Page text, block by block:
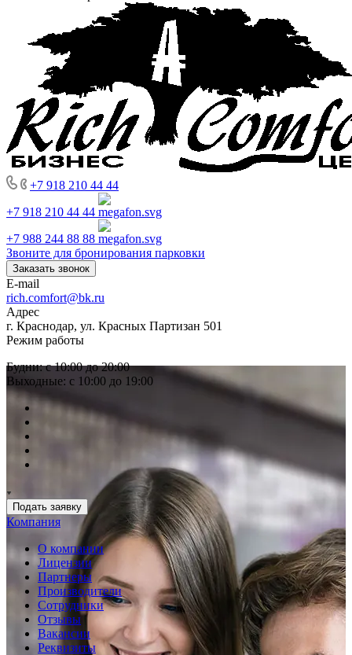
+7 918 210 44 44
+7 918 210 44 44
+7 988 244 88 88
Звоните для бронирования парковки
Заказать звонок
E-mail
rich.comfort@bk.ru
Адрес
г. Краснодар, ул. Красных Партизан 501
Режим работы
Будни: с 10:00 до 20:00
Выходные: с 10:00 до 19:00
Подать заявку
Компания
О компании
Лицензии
Партнеры
Производители
Сотрудники
Отзывы
Вакансии
Реквизиты